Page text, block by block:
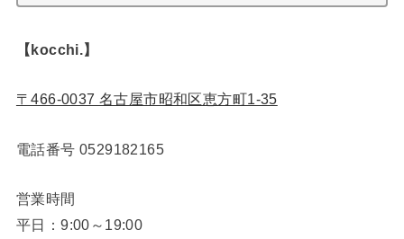
【kocchi.】
〒466-0037 名古屋市昭和区恵方町1-35
電話番号 0529182165
営業時間
平日：9:00～19:00